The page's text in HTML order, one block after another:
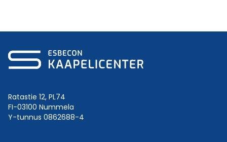
Ratastie 12, PL74
FI-03100 Nummela
Y-tunnus 0862688-4